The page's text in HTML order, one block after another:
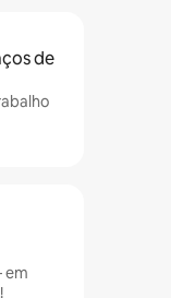
de
em